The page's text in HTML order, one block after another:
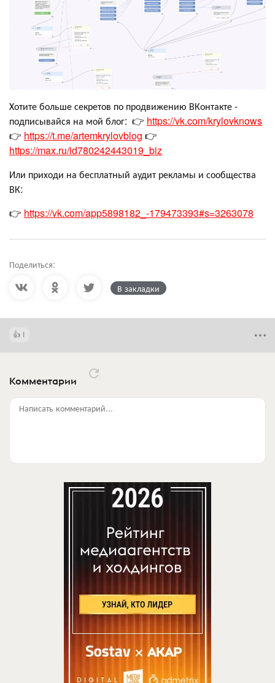
Хотите больше секретов по продвижению ВКонтакте -
подписывайся на мой блог: 👉 https://vk.com/krylovknows
👉 https://t.me/artemkrylovblog 👉
https://max.ru/id780242443019_biz
Или приходи на бесплатный аудит рекламы и сообщества
ВК:
👉 https://vk.com/app5898182_-179473393#s=3263078
Поделиться:
В закладки
1
Комментарии
Написать комментарий...